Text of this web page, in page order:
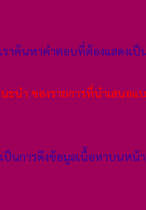
าค้นหาคำตอบที่ต้องแสดง
นำ ของรายการที่นำเสนอ
ป็นการดึงข้อมูลเนื้อหาบนห